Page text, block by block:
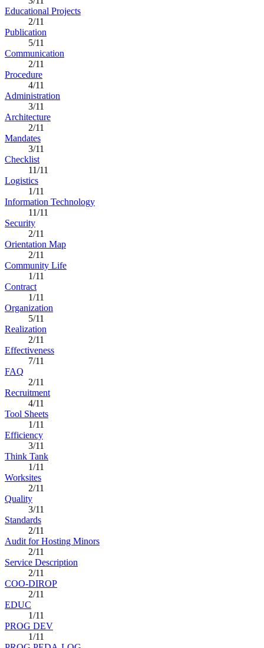
Educational Projects
2/11
Publication
5/11
Communication
2/11
Procedure
4/11
Administration
3/11
Architecture
2/11
Mandates
3/11
Checklist
11/11
Logistics
1/11
Information Technology
11/11
Security
2/11
Orientation Map
2/11
Community Life
1/11
Contract
1/11
Organization
5/11
Realization
2/11
Effectiveness
7/11
FAQ
2/11
Recruitment
4/11
Tool Sheets
1/11
Efficiency
3/11
Think Tank
1/11
Worksites
2/11
Quality
3/11
Standards
2/11
Audit for Hosting Minors
2/11
Service Description
2/11
COO-DIROP
2/11
EDUC
1/11
PROG DEV
1/11